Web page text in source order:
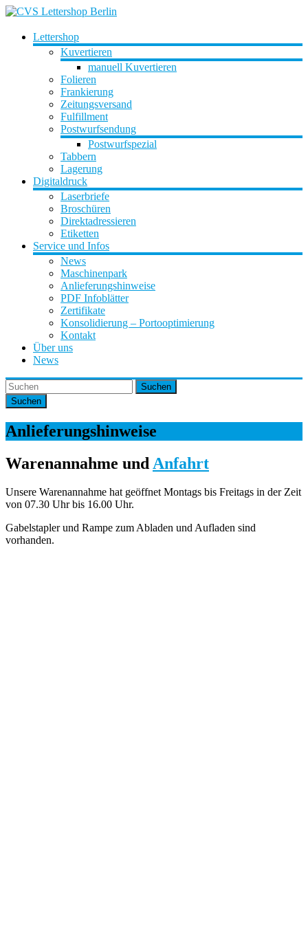
Zum
springen
CVS
Lettershop
MACHEN
Lettershop
Kuvertieren
manuell Kuvertieren
Folieren
Frankierung
Zeitungsversand
Fulfillment
Postwurfsendung
Postwurfspezial
Tabbern
Lagerung
Digitaldruck
Laserbriefe
Broschüren
Direktadressieren
Etiketten
Service und Infos
News
Maschinenpark
Anlieferungshinweise
PDF Infoblätter
Zertifikate
Konsolidierung – Portooptimierung
Kontakt
Über uns
News
Suchen
Anlieferungshinweise
Warenannahme und Anfahrt
Unsere Warenannahme hat geöffnet Montags bis Freitags in der Zeit
von 07.30 Uhr bis 16.00 Uhr.
Gabelstapler und Rampe zum Abladen und Aufladen sind
vorhanden.